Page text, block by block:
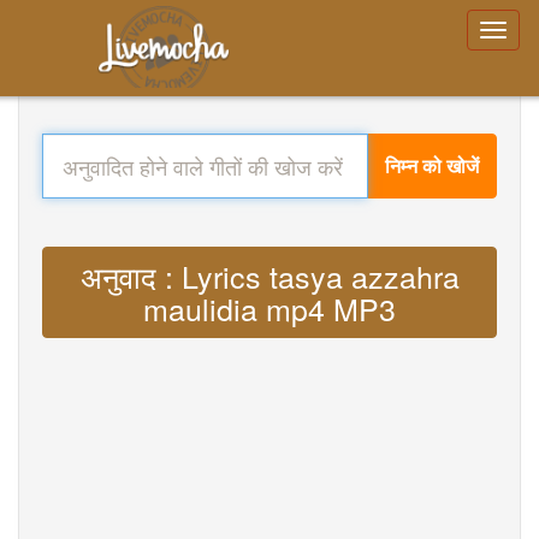
निम्न को खोजें
अनुवाद : Lyrics tasya azzahra
maulidia mp4 MP3